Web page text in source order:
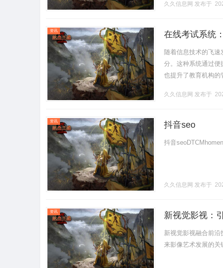
久久信息网 发布于
资讯 在线考试系统
随着信息技术的飞
分。这种系统通过便
也提升了教育机构的
统是指利.........
久久信息网 发布于
资讯 抖音seo
抖音
久久信息网 发布于
资讯 新视觉影视：
新视觉影视融合前
来影像艺术发展的关